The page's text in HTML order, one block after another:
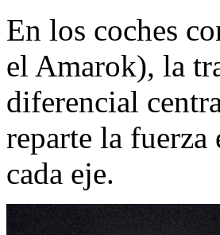
En los coches
el Amarok), la
diferencial
reparte la fuerza
cada eje.